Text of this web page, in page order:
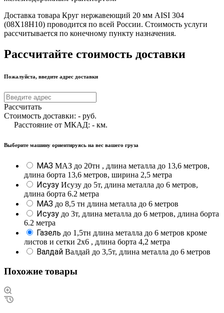
Доставка товара Круг нержавеющий 20 мм AISI 304
(08Х18Н10) проводится по всей России. Стоимость услуги
рассчитывается по конечному пункту назначения.
Рассчитайте стоимость доставки
Пожалуйста, введите адрес доставки
Рассчитать
Стоимость доставки: - руб.
Расстояние от МКАД: - км.
Выберите машину ориентируясь на вес вашего груза
МАЗ МАЗ до 20тн , длина металла до 13,6 метров,
длина борта 13,6 метров, ширина 2,5 метра
Исузу Исузу до 5т, длина металла до 6 метров,
длина борта 6.2 метра
МАЗ до 8,5 тн длина металла до 6 метров
Исузу до 3т, длина металла до 6 метров, длина борта
6.2 метра
Газель до 1,5тн длина металла до 6 метров кроме
листов и сетки 2х6 , длина борта 4,2 метра
Валдай Валдай до 3,5т, длина металла до 6 метров
Похожие товары